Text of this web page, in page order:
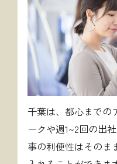
千葉は、都心までの
ークや週1~2回の出
事の利便性はそのま